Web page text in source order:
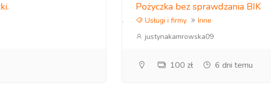
Pożyczka bez sprawdzania BIK
Usługi i firmy
Inne
justynakamrowska09
100 zł 6 dni temu